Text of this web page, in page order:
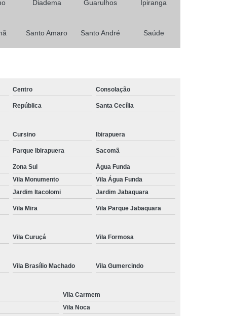
Minha Primeira Habilitação
Habilitação Ab
Primeira Habilitação Aeb
Tirar a Primeira Habilitação
Curso de Reciclagem de Cnh
Curso Reciclagem Cnh
Reciclagem Cnh
Reciclagem da Cnh
Cnh
Agendamento Renovação Cnh
Renovação Cnh Atrasada
de Cnh
Renovação de Cnh Vencida
Carro Simulador de Auto Escola
Simulador de Direção Auto Escola
Diadema Guarulhos Ipiranga
Santo Amaro Santo André Saúde
Centro Consolação
República Santa Cecília
Cursino Ibirapuera
Parque Ibirapuera Sacomã
Zona Sul
Água Funda
Vila Monumento
Vila Água Funda
Jardim Itacolomi Jardim Jabaquara
Vila Mira Vila Parque Jabaquara
Vila Curuçá Vila Formosa
Vila Brasílio Machado Vila Gumercindo
Vila Carmem
Vila Noca